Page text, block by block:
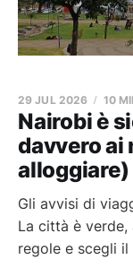
Nairobi è
davvero ai
alloggiare)
29 JUL 2026 10
Gli avvisi di
La città è
regole e scegli